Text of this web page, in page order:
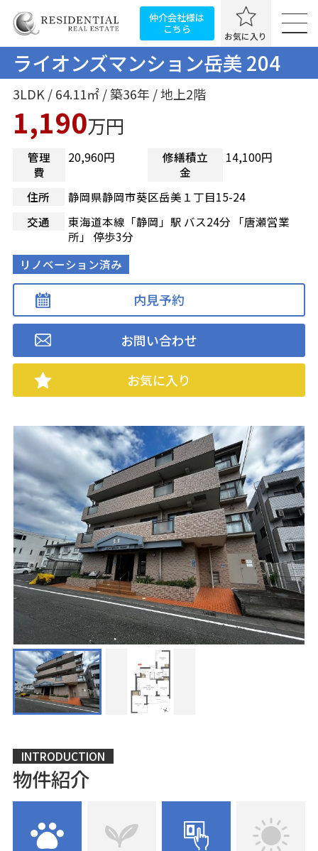
仲介会社様は
こちら
お気に入り
ライオンズマンション岳美 204
3LDK / 64.11㎡ / 築36年 / 地上2階
1,190万円
管理
費
20,960円
修繕積立
金
14,100円
住所
静岡県静岡市葵区岳美１丁目15-24
交通
東海道本線「静岡」駅 バス24分 「唐瀬営業
所」 停歩3分
リノベーション済み
内見予約
お問い合わせ
お気に入り
INTRODUCTION
物件紹介